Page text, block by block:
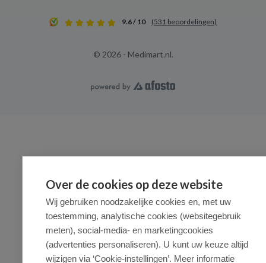
9.6 / 10 (531 beoordelingen)
© 2026 - Medimart.nl.
Over de cookies op deze website
Wij gebruiken noodzakelijke cookies en, met uw
toestemming, analytische cookies (websitegebruik
meten), social-media- en marketingcookies
(advertenties personaliseren). U kunt uw keuze altijd
wijzigen via ‘Cookie-instellingen’. Meer informatie